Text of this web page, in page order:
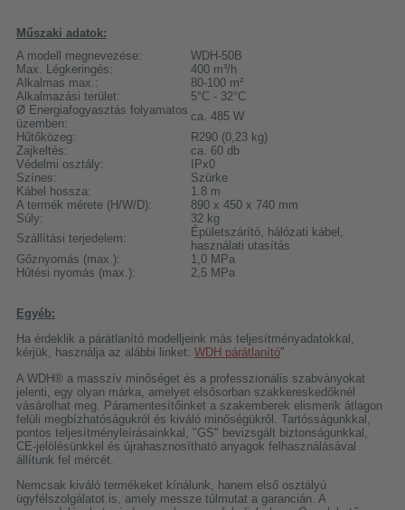
Műszaki adatok:
A modell megnevezése:
WDH-50B
Max. Légkeringés:
400 m³/h
Alkalmas max.:
80-100 m²
Alkalmazási terület:
5°C - 32°C
Ø Energiafogyasztás folyamatos
üzemben:
ca. 485 W
Hűtőközeg:
R290 (0,23 kg)
Zajkeltés:
ca. 60 db
Védelmi osztály:
IPx0
Színes:
Szürke
Kábel hossza:
1.8 m
A termék mérete (H/W/D):
890 x 450 x 740 mm
Súly:
32 kg
Szállítási terjedelem:
Épületszárító, hálózati kábel,
használati utasítás
Gőznyomás (max.):
1,0 MPa
Hűtési nyomás (max.):
2,5 MPa
Egyéb:
Ha érdeklik a párátlanító modelljeink más teljesítményadatokkal,
kérjük, használja az alábbi linket: WDH párátlanító"
A WDH® a masszív minőséget és a professzionális szabványokat
jelenti, egy olyan márka, amelyet elsősorban szakkereskedőknél
vásárolhat meg. Páramentesítőinket a szakemberek elismerik átlagon
felüli megbízhatóságukról és kiváló minőségükről. Tartósságunkkal,
pontos teljesítményleírásainkkal, "GS" bevizsgált biztonságunkkal,
CE-jelölésünkkel és újrahasznosítható anyagok felhasználásával
állítunk fel mércét.
Nemcsak kiváló termékeket kínálunk, hanem első osztályú
ügyfélszolgálatot is, amely messze túlmutat a garancián. A